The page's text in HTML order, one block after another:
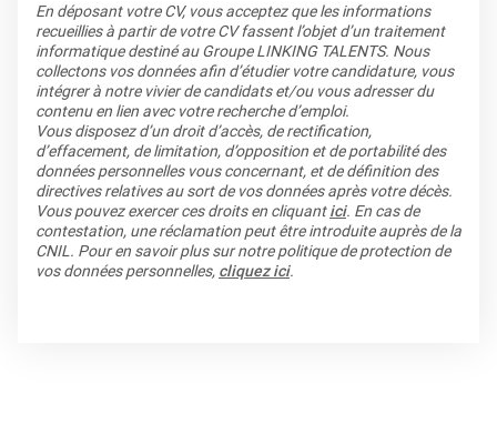
En déposant votre CV, vous acceptez que les informations
recueillies à partir de votre CV fassent l’objet d’un traitement
informatique destiné au Groupe LINKING TALENTS. Nous
collectons vos données afin d’étudier votre candidature, vous
intégrer à notre vivier de candidats et/ou vous adresser du
contenu en lien avec votre recherche d’emploi.
Vous disposez d’un droit d’accès, de rectification,
d’effacement, de limitation, d’opposition et de portabilité des
données personnelles vous concernant, et de définition des
directives relatives au sort de vos données après votre décès.
Vous pouvez exercer ces droits en cliquantici. En cas de
contestation, une réclamation peut être introduite auprès de la
CNIL. Pour en savoir plus sur notre politique de protection de
vos données personnelles, cliquez ici.